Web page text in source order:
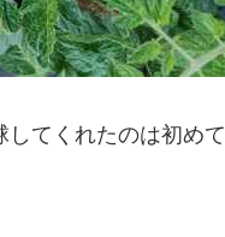
てくれたのは初めて